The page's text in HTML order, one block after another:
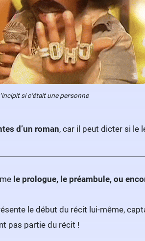
si c’était une personne
d’un roman, car il peut dicter si le
le prologue, le préambule, ou
le début du récit lui-même,
pas partie du récit !